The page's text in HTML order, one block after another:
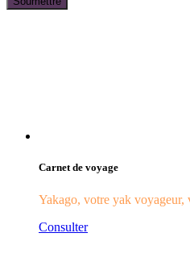
Carnet de voyage
Yakago, votre yak voyageur,
Consulter